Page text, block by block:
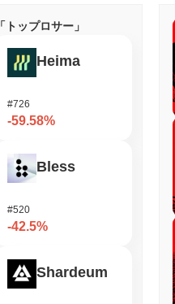
「トップロサー」
Heima
#726
-59.58%
Bless
#520
-42.5%
Shardeum